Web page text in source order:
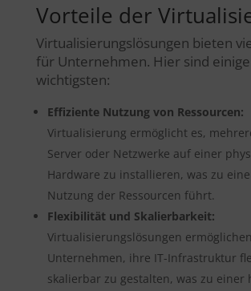
Vorteile der
Virtualisierungslösungen bieten
für Unternehmen. Hier sind
wichtigsten:
Effiziente Nutzung von Ressourcen:
Virtualisierung ermöglicht es,
Server oder Netzwerke auf einer
Hardware zu installieren, was zu
Nutzung der Ressourcen führt.
Flexibilität und Skalierbarkeit:
Virtualisierungslösungen
Unternehmen, ihre IT-Infrastruktur
skalierbar zu gestalten, was zu einer